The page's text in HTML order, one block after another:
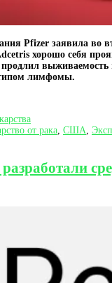
Pfizer заявила во
хорошо себя
выживаемость
лимфомы.
от рака США